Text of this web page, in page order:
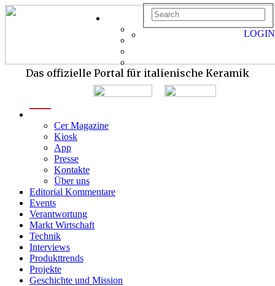
Das offizielle Portal für italienische Keramik
Cer Magazine
Kiosk
App
Presse
Kontakte
Über uns
Editorial Kommentare
Events
Verantwortung
Markt Wirtschaft
Technik
Interviews
Produkttrends
Projekte
Geschichte und Mission
LOGIN